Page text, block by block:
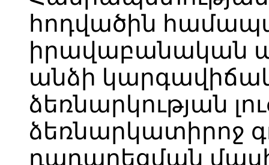
հոդվածին
իրավաբանական
անձի կարգավիճակ
ձեռնարկության
ձեռնարկատիրոջ
դադարեցման